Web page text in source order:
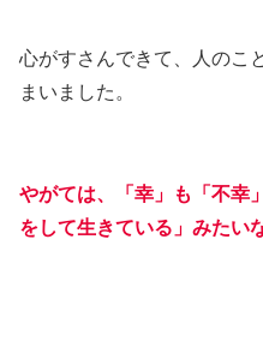
心がすさんできて、人のこ
まいました。
やがては、「幸」も「不幸
をして生きている」みたい